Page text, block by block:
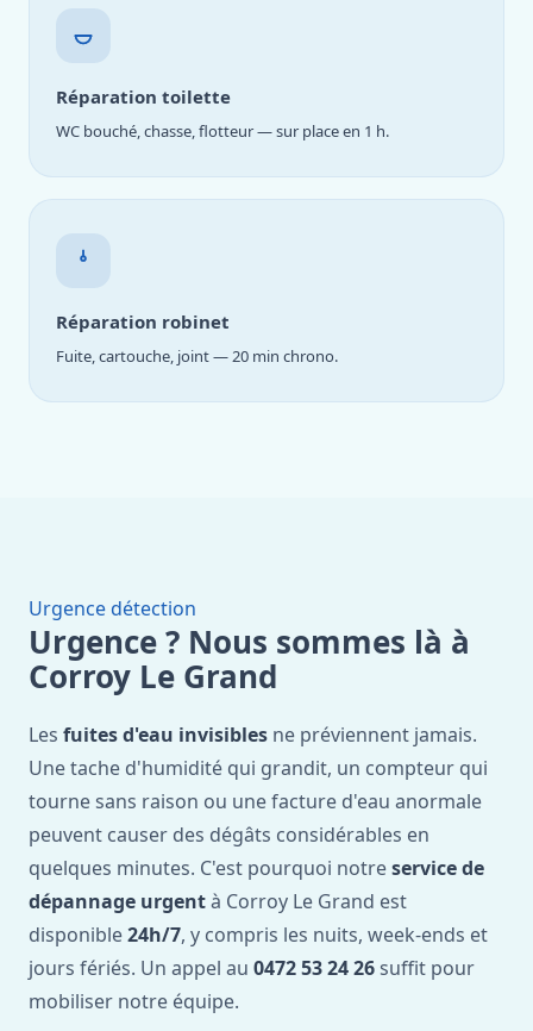
Réparation toilette
WC bouché, chasse, flotteur — sur place en 1 h.
Réparation robinet
Fuite, cartouche, joint — 20 min chrono.
Urgence détection
Urgence ? Nous sommes là à
Corroy Le Grand
Les fuites d'eau invisibles ne préviennent jamais.
Une tache d'humidité qui grandit, un compteur qui
tourne sans raison ou une facture d'eau anormale
peuvent causer des dégâts considérables en
quelques minutes. C'est pourquoi notreservice de
dépannage urgentà Corroy Le Grand est
disponible24h/7, y compris les nuits, week-ends et
jours fériés. Un appel au 0472 53 24 26 suffit pour
mobiliser notre équipe.